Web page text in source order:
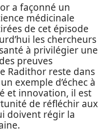
a façonné un
médicinale
de cet épisode
les chercheurs
à privilégier une
preuves
Radithor reste dans
exemple d’échec à
et innovation, il est
de réfléchir aux
doivent régir la